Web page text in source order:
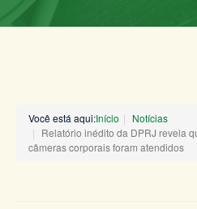
Você está aqui:Início
Notícias
Relatório inédito da DPRJ revela
câmeras corporais foram atendidos